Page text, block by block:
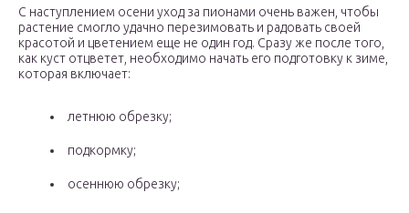
С наступлением осени уход за пионами очень важен, чтобы
растение смогло удачно перезимовать и радовать своей
красотой и цветением еще не один год. Сразу же после того,
как куст отцветет, необходимо начать его подготовку к зиме,
которая включает:
летнюю обрезку;
подкормку;
осеннюю обрезку;